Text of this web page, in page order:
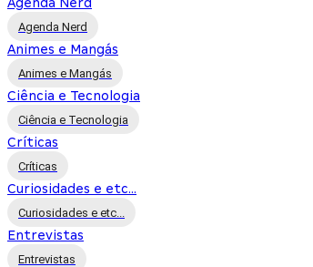
Agenda Nerd
Animes e Mangás
Animes e Mangás
Ciência e Tecnologia
Ciência e Tecnologia
Críticas
Críticas
Curiosidades e etc...
Curiosidades e etc...
Entrevistas
Entrevistas